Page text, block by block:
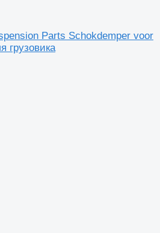
Parts Schokdemper voor
грузовика